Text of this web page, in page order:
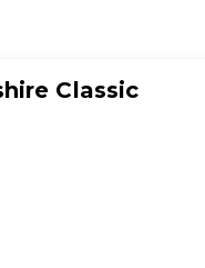
Classic